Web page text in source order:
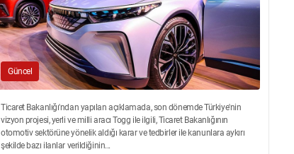
Güncel
Ticaret Bakanlığı'ndan yapılan açıklamada, son dönemde Türkiye'nin
vizyon projesi, yerli ve milli aracı Togg ile ilgili, Ticaret Bakanlığının
otomotiv sektörüne yönelik aldığı karar ve tedbirler ile kanunlara aykırı
şekilde bazı ilanlar verildiğinin...